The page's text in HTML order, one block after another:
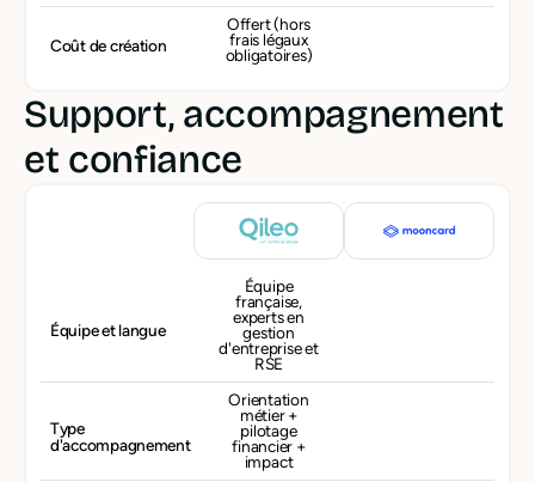
Coût de création
Offert (hors
frais légaux
obligatoires)
Support, accompagnement
et confiance
Équipe et langue
Équipe
française,
experts en
gestion
d'entreprise et
RSE
Type
d'accompagnement
Orientation
métier +
pilotage
financier +
impact